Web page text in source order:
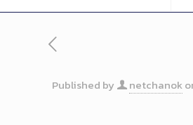
Published by netchanok